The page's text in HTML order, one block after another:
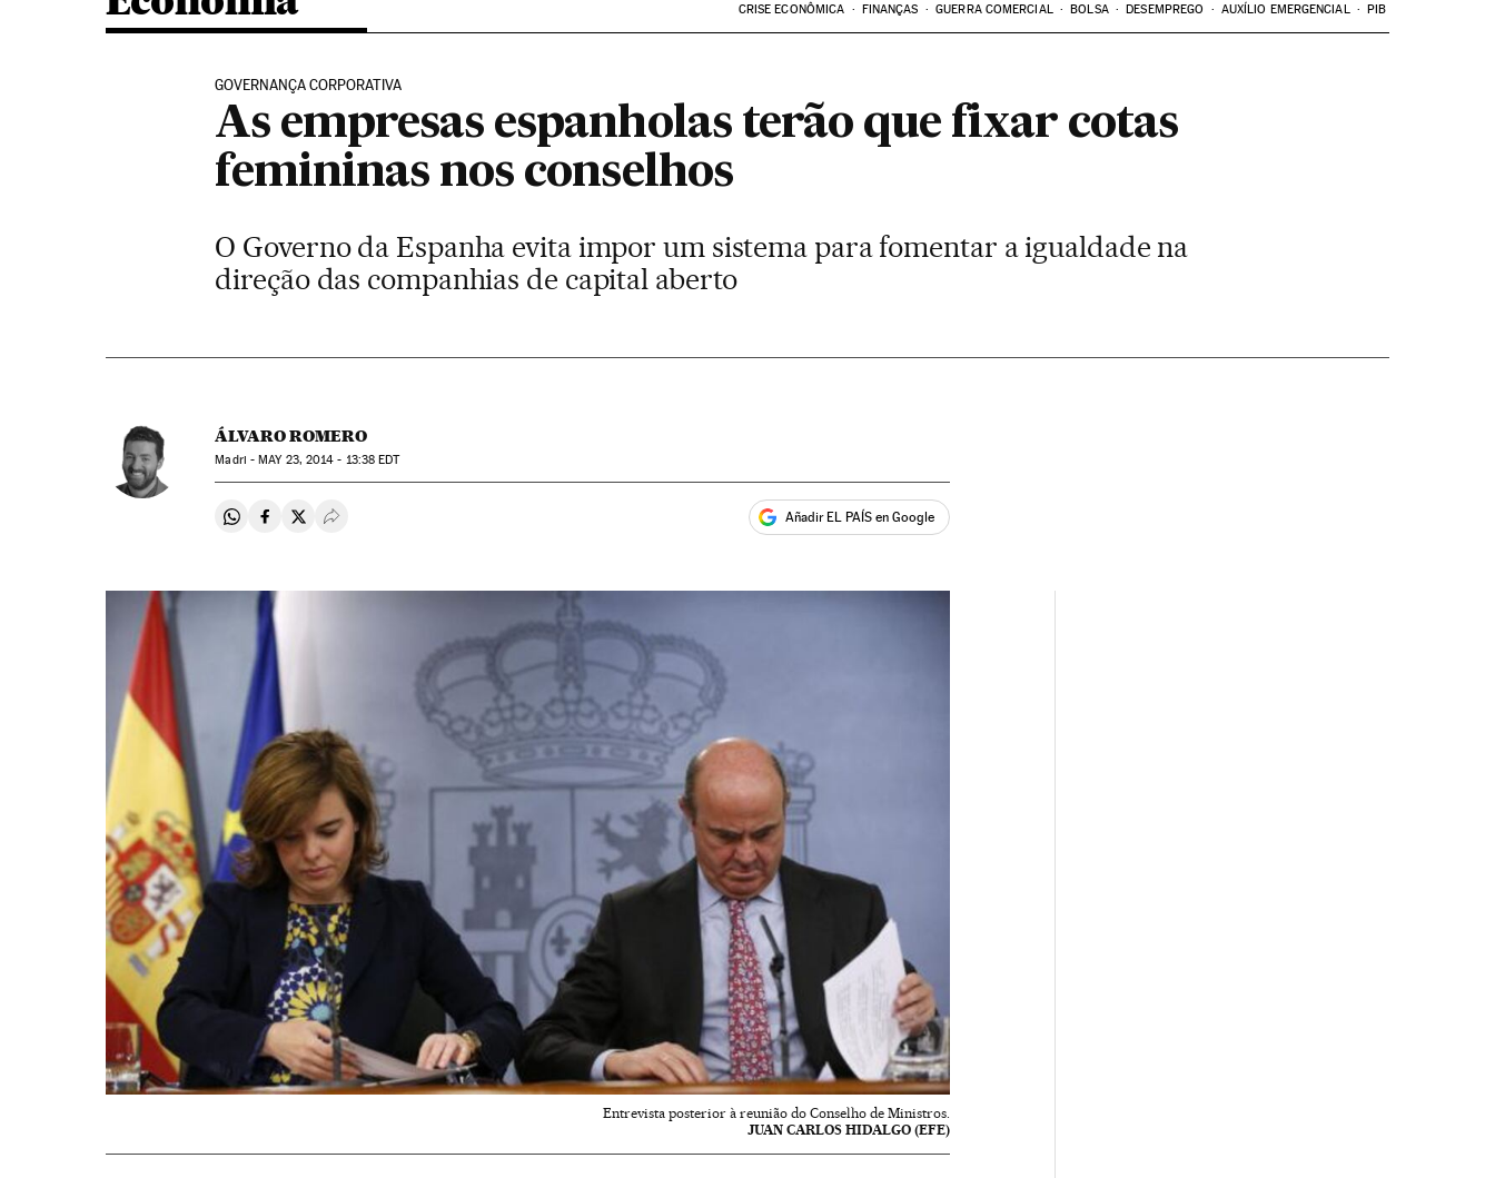
CRISE ECONÔMICA FINANÇAS GUERRA COMERCIAL BOLSA DESEMPREGO AUXÍLIO EMERGENCIAL PIB
GOVERNANÇA CORPORATIVA
As empresas espanholas terão que fixar cotas
femininas nos conselhos
O Governo da Espanha evita impor um sistema para fomentar a igualdade na
direção das companhias de capital aberto
ÁLVARO ROMERO
Madri -MAY23, 2014 - 13:38 EDT
Compartir en Whatsapp
Compartir en Facebook
Compartir en Twitter
Desplegar Redes Sociales Añadir EL PAÍS en Google
Entrevista posterior à reunião do Conselho de Ministros.
JUAN CARLOS HIDALGO (EFE)